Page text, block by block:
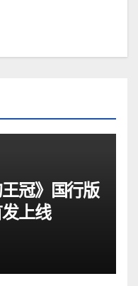
冠》国行版
上线